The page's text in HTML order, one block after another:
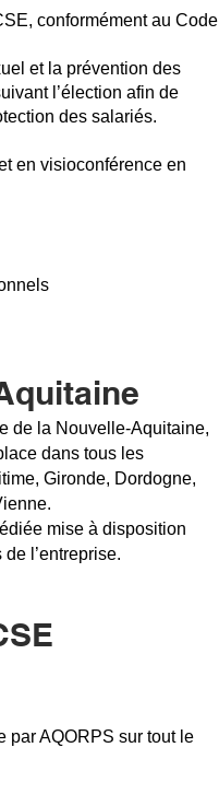
conformément au Code
et la prévention des
l’élection afin de
des salariés.
en visioconférence en
de la Nouvelle‑Aquitaine,
dans tous les
Gironde, Dordogne,
mise à disposition
l’entreprise.
par AQORPS sur tout le